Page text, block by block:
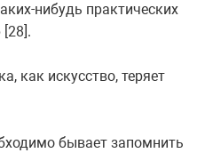
нибудь практических
как искусство, теряет
бывает запомнить